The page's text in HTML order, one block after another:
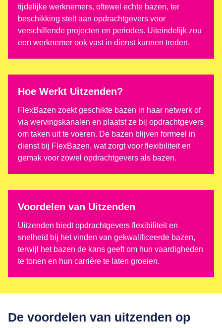
tijdelijke werknemers, oftewel echte bazen, ter
beschikking stelt aan opdrachtgevers voor
verschillende projecten en periodes. Uiteindelijk zou
een werknemer ook vast in dienst kunnen treden.
Hoe Werkt Uitzenden?
FlexBazen zoekt geschikte bazen in haar netwerk of
via wervingskanalen en plaatst ze bij opdrachtgevers
om taken uit te voeren. De bazen blijven formeel in
dienst bij FlexBazen, wat zorgt voor flexibiliteit en
gemak voor zowel opdrachtgevers als bazen.
Voordelen van Uitzenden
Uitzenden biedt opdrachtgevers flexibiliteit en
snelheid bij het vinden van gekwalificeerde bazen,
terwijl het bazen de kans geeft om hun vaardigheden
te tonen en hun carrière te laten groeien.
De voordelen van uitzenden op